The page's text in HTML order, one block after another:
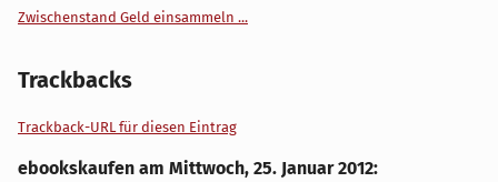
Zwischenstand Geld einsammeln ...
Trackbacks
Trackback-URL für diesen Eintrag
ebookskaufen am Mittwoch, 25. Januar 2012: